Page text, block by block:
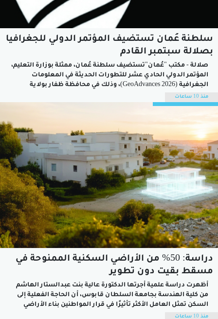
سلطنة عُمان تستضيف المؤتمر الدولي للجغرافيا
بصلالة سبتمبر القادم
صلالة - مكتب "عُمان"تستضيف سلطنة عُمان، ممثلة بوزارة التعليم،
المؤتمر الدولي الحادي عشر للتطورات الحديثة في المعلومات
الجغرافية (GeoAdvances 2026)، وذلك في محافظة ظفار بولاية
الخبراء والباحثين والمتخصصين والمعلمين من مختلف دول العالم
منذ 10 ساعات
دراسة: 50% من الأراضي السكنية الممنوحة في
مسقط بقيت دون تطوير
أظهرت دراسة علمية أجرتها الدكتورة عالية بنت عبدالستار الهاشم
من كلية الهندسة بجامعة السلطان قابوس، أن الحاجة الفعلية إلى
السكن تمثل العامل الأكثر تأثيرًا في قرار المواطنين بناء الأراضي
السكنية الممنوحة، في حين تشكل التحديات المالية، وبُعد الموقع،
منذ 10 ساعات